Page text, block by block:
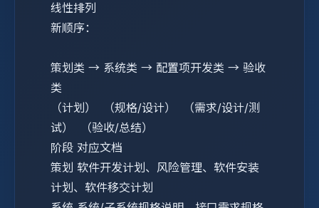
线性排列
新顺序：
策划类 → 系统类 → 配置项开发类 → 验收
类
（计划） （规格/设计） （需求/设计/测
试） （验收/总结）
阶段 对应文档
策划 软件开发计划、风险管理、软件安装
计划、软件移交计划